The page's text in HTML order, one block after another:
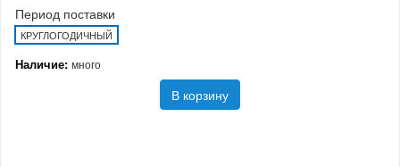
Период поставки
КРУГЛОГОДИЧНЫЙ
Наличие: много
В корзину